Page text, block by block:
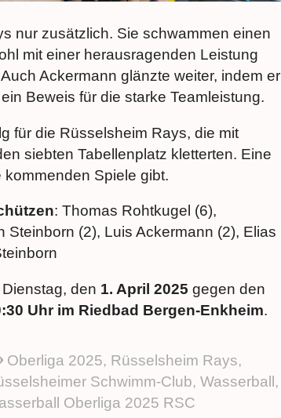
nur zusätzlich. Sie schwammen einen
mit einer herausragenden Leistung
Ackermann glänzte weiter, indem er
Beweis für die starke Teamleistung.
für die Rüsselsheim Rays, die mit
siebten Tabellenplatz kletterten. Eine
Spiele gibt.
: Thomas Rohtkugel (6),
(2), Luis Ackermann (2), Elias
den 1. April 2025 gegen den
Uhr im Riedbad Bergen-Enkheim.
Oberliga 2025, Rüsselsheim Rays,
Schwimm-Club, Wasserball ,
Oberliga 2025 RSC